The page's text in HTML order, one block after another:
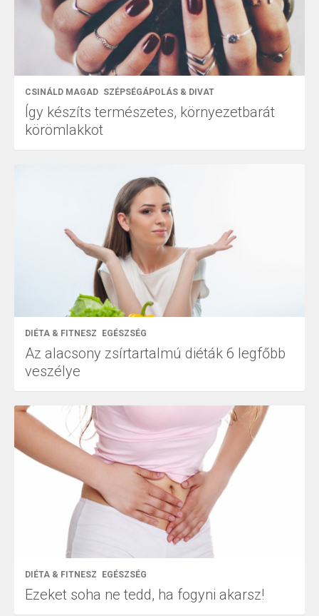
CSINÁLD MAGAD SZÉPSÉGÁPOLÁS & DIVAT
Így készíts természetes, környezetbarát
körömlakkot
DIÉTA & FITNESZ EGÉSZSÉG
Az alacsony zsírtartalmú diéták 6 legfőbb
veszélye
DIÉTA & FITNESZ EGÉSZSÉG
Ezeket soha ne tedd, ha fogyni akarsz!